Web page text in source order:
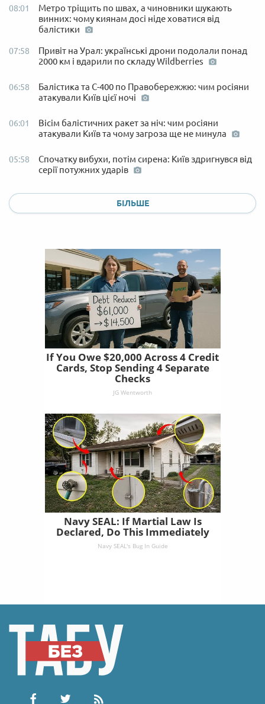
08:01
Метро тріщить по швах, а чиновники шукають
винних: чому киянам досі ніде ховатися від
балістики
07:58
Привіт на Урал: українські дрони подолали понад
2000 км і вдарили по складу Wildberries
06:58
Балістика та С-400 по Правобережжю: чим росіяни
атакували Київ цієї ночі
06:01
Вісім балістичних ракет за ніч: чим росіяни
атакували Київ та чому загроза ще не минула
05:58
Спочатку вибухи, потім сирена: Київ здригнувся від
серії потужних ударів
БІЛЬШЕ
If You Owe $20,000 Across 4 Credit
Cards, Stop Sending 4 Separate
Checks
JG Wentworth
Navy SEAL: If Martial Law Is
Declared, Do This Immediately
Navy SEAL's Bug In Guide